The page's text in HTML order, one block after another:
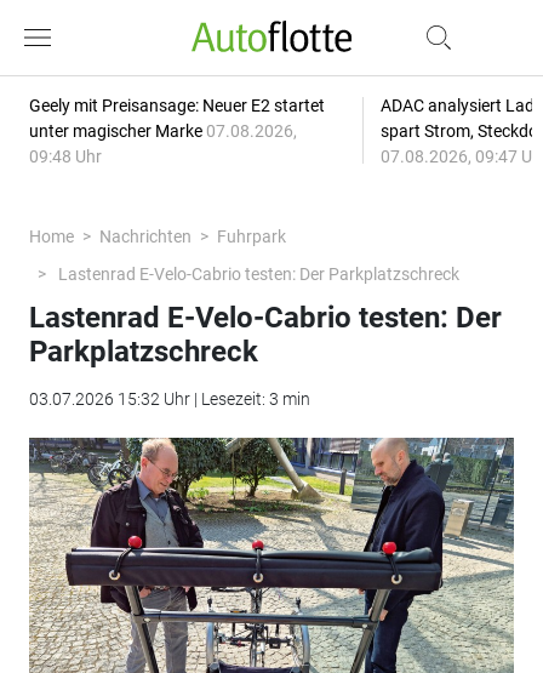
Geely mit Preisansage: Neuer E2 startet
unter magischer Marke 07.08.2026,
09:48 Uhr
ADAC analysiert
spart Strom,
07.08.2026, 09:47
Home Nachrichten
Fuhrpark
Lastenrad E-Velo-Cabrio testen: Der Parkplatzschreck
Lastenrad E-Velo-Cabrio testen: Der
Parkplatzschreck
03.07.2026 15:32 Uhr | Lesezeit: 3 min